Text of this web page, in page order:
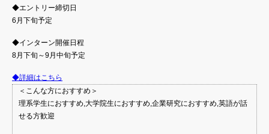
◆エントリー締切日
6月下旬予定
◆インターン開催日程
8月下旬～9月中旬予定
◆詳細はこちら
＜こんな方におすすめ＞
理系学生におすすめ,大学院生におすすめ,企業研究におすすめ,英語が話
せる方歓迎